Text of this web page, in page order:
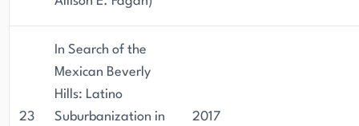
23
In Search of the
Mexican Beverly
Hills: Latino
Suburbanization in
2017